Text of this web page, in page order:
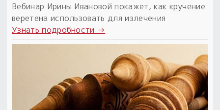
Вебинар Ирины Ивановой покажет, как кручение
веретена использовать для излечения
Узнать подробности →